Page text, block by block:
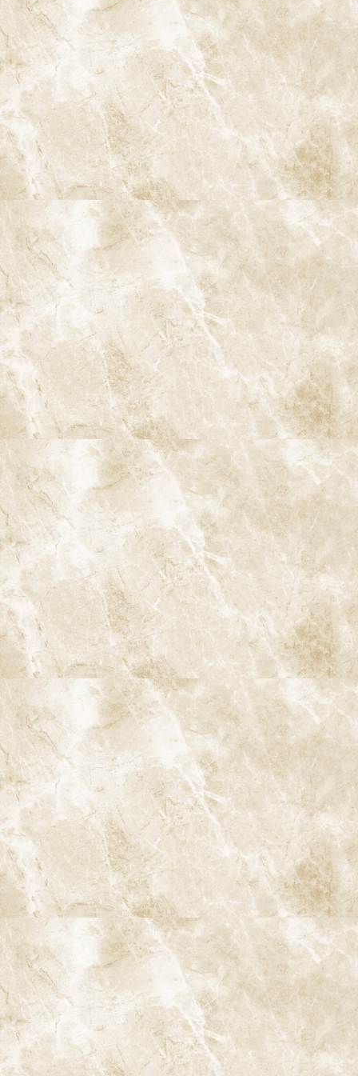
ダイレクトボンディング
白い歯・セラミック治療
審美入れ歯
歯列矯正・矯正治療
小児矯正
インビザライン
インビザラインファースト
マイオブレース
口腔がん検診
歯ぎしり・食いしばり
顎関節症の治療
スポーツマウスガード
睡眠時無呼吸症候群
このページのコンテンツ
ドクターより
1. iTeroとは
2. iTeroの特徴
3. 従来の歯型取りとの比較
4. アウトカムシミュレーションについて
5. クリンチェックについて
6. iTero Luminaについて
7. iTeroのメリット
7-1. 快適性の向上
7-2. 精度の向上
7-3. デジタルデータの活用
8. iTeroのデメリット
8-1. 費用
8-2. 操作に慣れが必要
9. iTeroの流れ
9-1. 事前準備
9-2. スキャニング
9-3. データの確認
治療メニュー
予防
歯のクリーニングと検査
歯周病治療
むし歯治療
根管治療
親知らずの抜歯
小児歯科
インプラント治療